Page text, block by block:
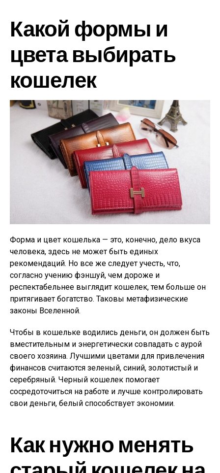
Какой формы и
цвета выбирать
кошелек
Форма и цвет кошелька — это, конечно, дело вкуса
человека, здесь не может быть единых
рекомендаций. Но все же следует учесть, что,
согласно учению фэншуй, чем дороже и
респектабельнее выглядит кошелек, тем больше он
притягивает богатство. Таковы метафизические
законы Вселенной.
Чтобы в кошельке водились деньги, он должен быть
вместительным и энергетически совпадать с аурой
своего хозяина. Лучшими цветами для привлечения
финансов считаются зеленый, синий, золотистый и
серебряный. Черный кошелек помогает
сосредоточиться на работе и лучше контролировать
свои деньги, белый способствует экономии.
Как нужно менять